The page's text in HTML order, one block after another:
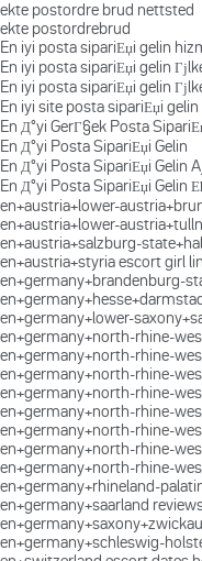
ekte postordre brud nettsted
ekte postordrebrud
En iyi posta sipariЕџi gelin
En iyi posta sipariЕџi gelin
En iyi posta sipariЕџi gelin
En iyi site posta sipariЕџi gelin
En Д°yi GerГ§ek Posta
En Д°yi Posta SipariЕџi Gelin
En Д°yi Posta SipariЕџi Gelin
En Д°yi Posta SipariЕџi Gelin
en+austria+lower-
en+austria+lower-
en+austria+salzburg-
en+austria+styria escort girl
en+germany+brandenburg-
en+germany+lower-
en+germany+north-rhine-
en+germany+north-rhine-
en+germany+north-rhine-
en+germany+north-rhine-
en+germany+north-rhine-
en+germany+north-rhine-
en+germany+north-rhine-
en+germany+north-rhine-
en+germany+rhineland-
en+germany+saarland
en+germany+schleswig-